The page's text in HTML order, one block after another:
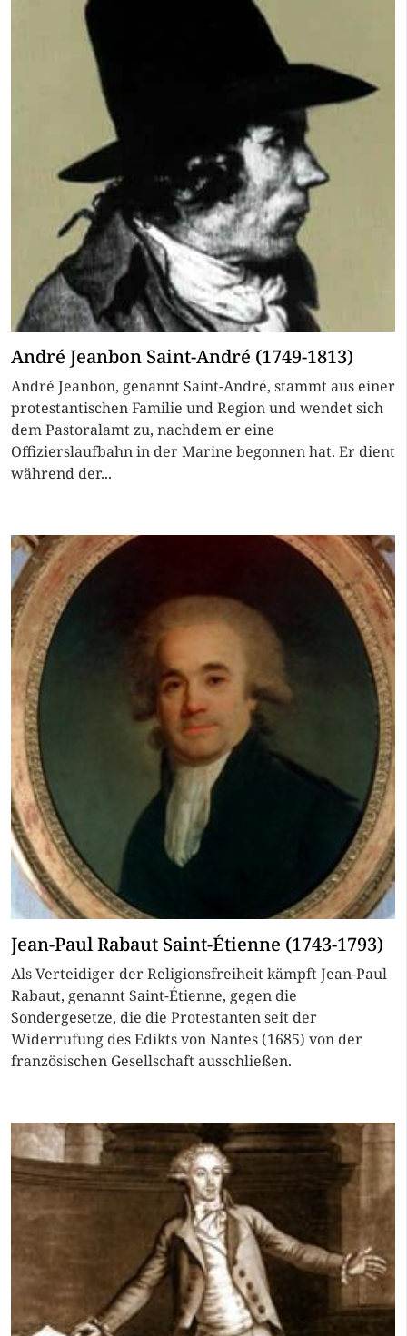
André Jeanbon Saint-André (1749-1813)
André Jeanbon, genannt Saint-André, stammt aus einer
protestantischen Familie und Region und wendet sich
dem Pastoralamt zu, nachdem er eine
Offizierslaufbahn in der Marine begonnen hat. Er dient
während der...
Jean-Paul Rabaut Saint-Étienne (1743-1793)
Als Verteidiger der Religionsfreiheit kämpft Jean-Paul
Rabaut, genannt Saint-Étienne, gegen die
Sondergesetze, die die Protestanten seit der
Widerrufung des Edikts von Nantes (1685) von der
französischen Gesellschaft ausschließen.